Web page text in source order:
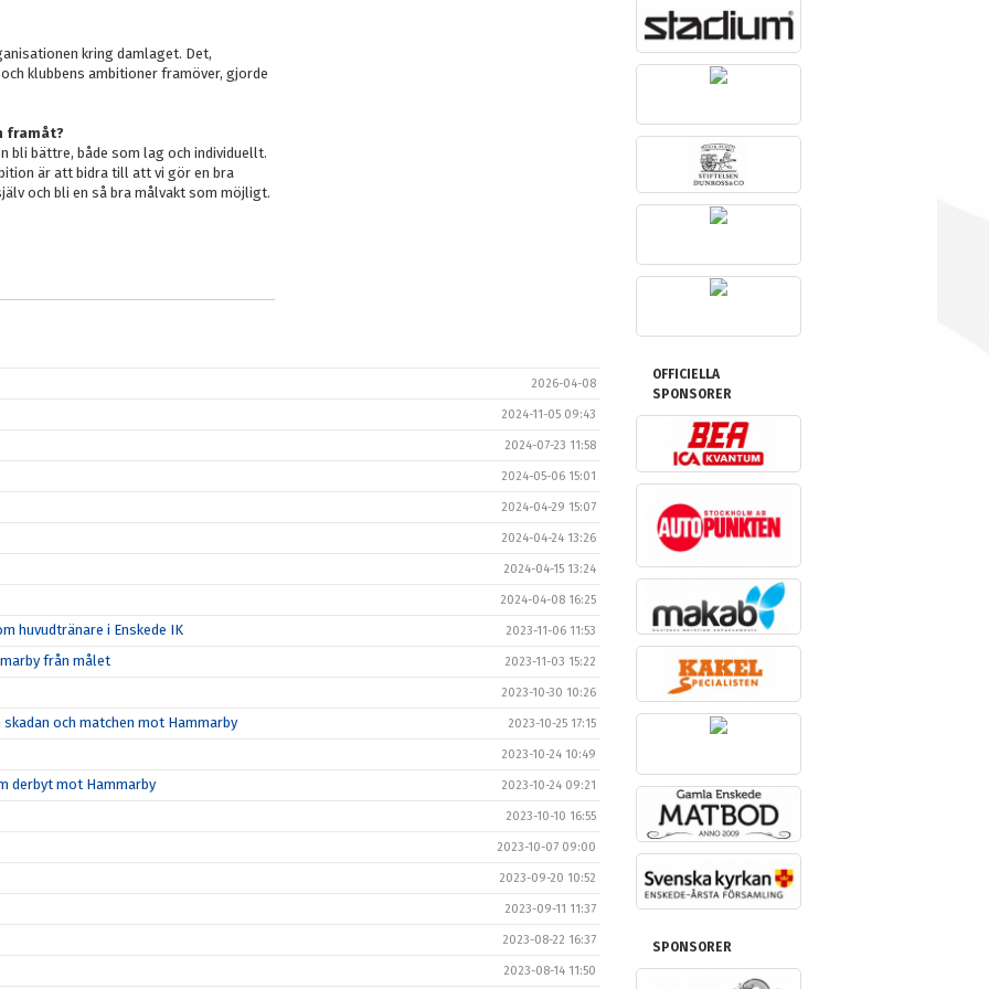
kring damlaget. Det,
klubbens ambitioner framöver, gjorde
framåt?
bli bättre, både som lag och individuellt.
är att bidra till att vi gör en bra
och bli en så bra målvakt som möjligt.
2026-04-08
2024-11-05 09:43
2024-07-23 11:58
2024-05-06 15:01
2024-04-29 15:07
2024-04-24 13:26
2024-04-15 13:24
2024-04-08 16:25
huvudtränare i Enskede IK 2023-11-06 11:53
från målet 2023-11-03 15:22
2023-10-30 10:26
och matchen mot Hammarby 2023-10-25 17:15
2023-10-24 10:49
derbyt mot Hammarby 2023-10-24 09:21
2023-10-10 16:55
2023-10-07 09:00
2023-09-20 10:52
2023-09-11 11:37
2023-08-22 16:37
2023-08-14 11:50
OFFICIELLA
SPONSORER
SPONSORER